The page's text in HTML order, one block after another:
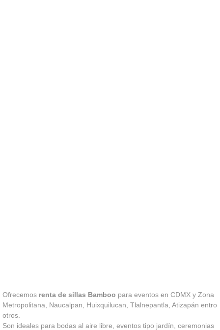
Ofrecemos renta de sillas Bamboo para eventos en CDMX y Zona
Metropolitana, Naucalpan, Huixquilucan, Tlalnepantla, Atizapán entro
otros.
Son ideales para bodas al aire libre, eventos tipo jardín, ceremonias